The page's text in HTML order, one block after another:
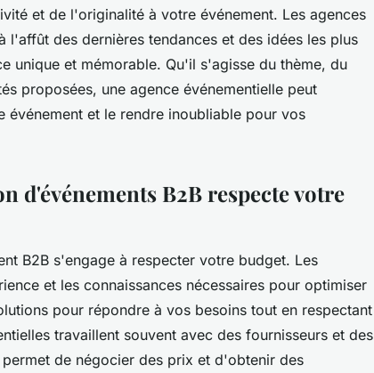
et de l'originalité à votre événement. Les agences
l'affût des dernières tendances et des idées les plus
unique et mémorable. Qu'il s'agisse du thème, du
proposées, une agence événementielle peut
et le rendre inoubliable pour vos
d'événements B2B respecte votre
B2B s'engage à respecter votre budget. Les
et les connaissances nécessaires pour optimiser
pour répondre à vos besoins tout en respectant
travaillent souvent avec des fournisseurs et des
de négocier des prix et d'obtenir des